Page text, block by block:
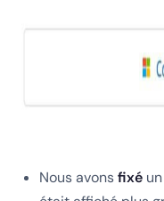
Nous avonsfixé